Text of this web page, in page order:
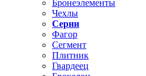
Бронеэлементы
Чехлы
Серии
Фагор
Сегмент
Плитник
Гвардеец